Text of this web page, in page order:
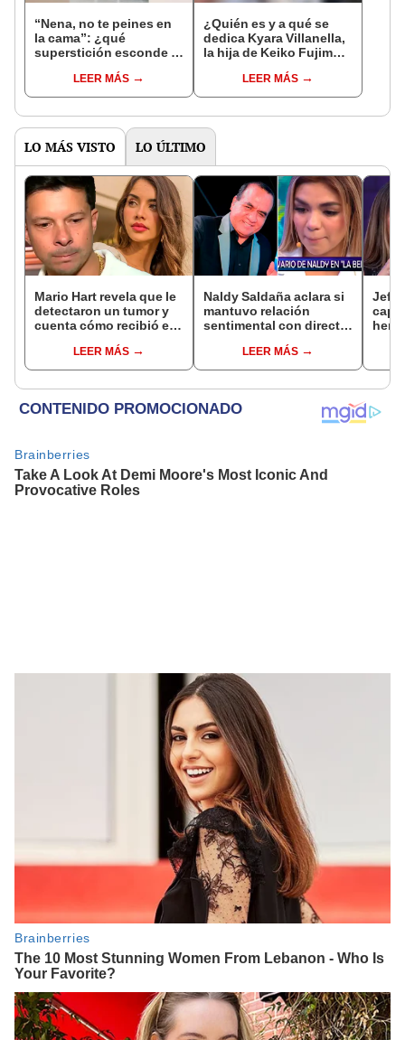
“Nena, no te peines en
la cama”: ¿qué
superstición esconde la
Enanitos Verdes?
LEER MÁS
¿Quién es y a qué se
dedica Kyara Villanella,
la hija de Keiko Fujimori
nivel nacional?
LEER MÁS
LO MÁS VISTO LO ÚLTIMO
Mario Hart revela que le
detectaron un tumor y
cuenta cómo recibió el
muy fuertes..."
LEER MÁS
Naldy Saldaña aclara si
mantuvo relación
sentimental con director
denunciarlo por
tocamientos: “Me
LEER MÁS